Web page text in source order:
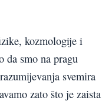
kozmologije i
da smo na pragu
svemira
zato što je zaista